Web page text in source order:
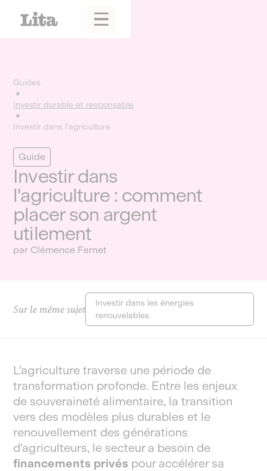
Guides
Investir durable et responsable
Investir dans l'agriculture
Guide
Investir dans
l'agriculture : comment
placer son argent
utilement
par Clémence Fernet
Sur le même sujet
Investir dans les énergies
renouvelables
L'agriculture traverse une période de
transformation profonde. Entre les enjeux
de souveraineté alimentaire, la transition
vers des modèles plus durables et le
renouvellement des générations
d'agriculteurs, le secteur a besoin de
financements privés pour accélérer sa